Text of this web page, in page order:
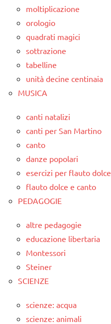
moltiplicazione
orologio
quadrati magici
sottrazione
tabelline
unità decine centinaia
MUSICA
canti natalizi
canti per San Martino
canto
danze popolari
esercizi per flauto dolce
flauto dolce e canto
PEDAGOGIE
altre pedagogie
educazione libertaria
Montessori
Steiner
SCIENZE
scienze: acqua
scienze: animali